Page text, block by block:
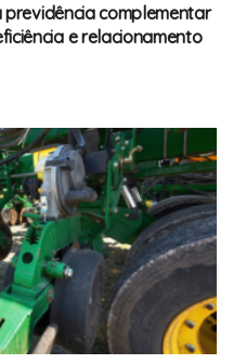
complementar
e relacionamento